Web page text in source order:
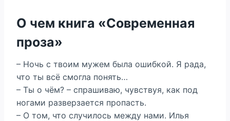
О чем книга «Современная
проза»
– Ночь с твоим мужем была ошибкой. Я рада,
что ты всё смогла понять…
– Ты о чём? – спрашиваю, чувствуя, как под
ногами разверзается пропасть.
– О том, что случилось между нами. Илья